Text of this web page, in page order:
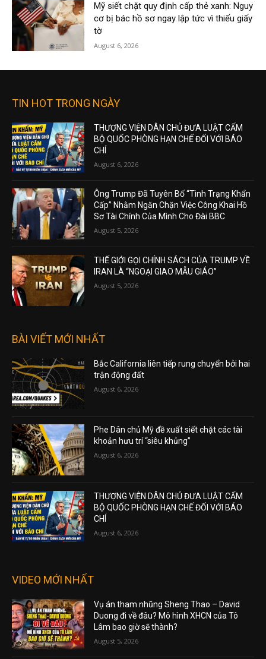
Mỹ siết chặt quy định cấp thẻ xanh: Nguy
cơ bị bác hồ sơ ngay lập tức vì thiếu giấy
tờ
August 6, 2026
TIN HOT TRONG NGÀY
THƯỢNG VIỆN DÂN CHỦ ĐƯA LUẬT CẤM
BỘ QUỐC PHÒNG HẠN CHẾ ĐỐI VỚI BÁO
CHÍ
August 6, 2026
Ông Trump Đã Tuyên Bố “Tình Trạng Khẩn
Cấp” Nhằm Ngăn Chặn Việc Công Khai Hồ
Sơ Tài Chính Của Mình Cho Đài BBC
August 5, 2026
THẾ GIỚI GỌI CHÍNH SÁCH CỦA TRUMP VỀ
IRAN LÀ “NGOẠI GIAO MẪU GIÁO”
August 5, 2026
BÀI VIẾT MỚI NHẤT
Bắc California liên tiếp rung chuyển bởi hai
trận động đất
August 6, 2026
Phe Dân chủ Mỹ đề xuất siết chặt các tài
khoản hưu trí “siêu khủng”
August 6, 2026
THƯỢNG VIỆN DÂN CHỦ ĐƯA LUẬT CẤM
BỘ QUỐC PHÒNG HẠN CHẾ ĐỐI VỚI BÁO
CHÍ
August 6, 2026
VIDEO MỚI NHẤT
Vụ án tham nhũng Sheng Thao – David
Duong đi về đâu? Mô hình XHCN của Tô
Lâm bao giờ sẽ thành?
August 5, 2026